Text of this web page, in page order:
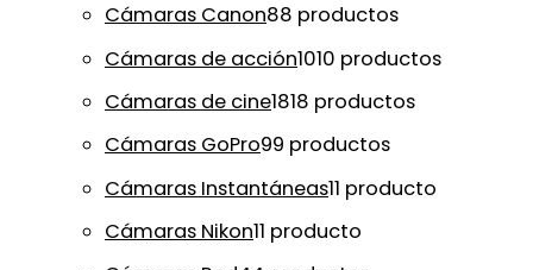
Cámaras Canon88 productos
Cámaras de acción1010 productos
Cámaras de cine1818 productos
Cámaras GoPro99 productos
Cámaras Instantáneas11 producto
Cámaras Nikon11 producto